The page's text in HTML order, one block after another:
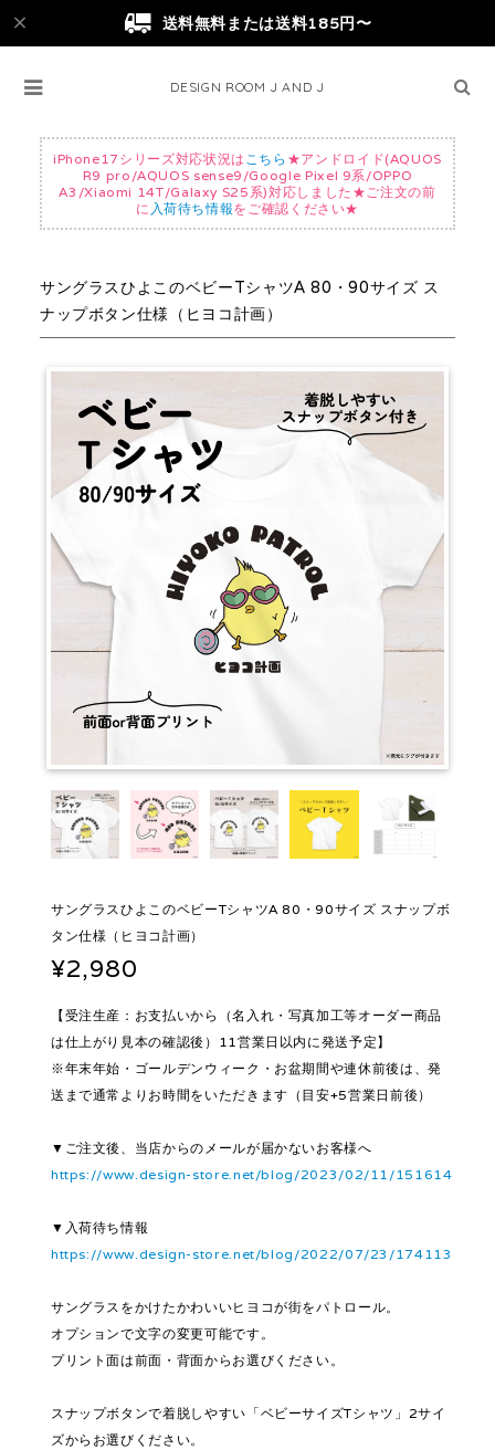
送料無料または送料185円〜
DESIGN ROOM J AND J
iPhone17シリーズ対応状況は こちら ★アンドロイド(AQUOS
R9 pro/AQUOS sense9/Google Pixel 9系/OPPO
A3/Xiaomi 14T/Galaxy S25系)対応しました★ご注文の前
に 入荷待ち情報をご確認ください★
サングラスひよこのベビーTシャツA 80・90サイズ ス
ナップボタン仕様（ヒヨコ計画）
サングラスひよこのベビーTシャツA 80・90サイズ スナップボ
タン仕様（ヒヨコ計画）
¥2,980
【受注生産：お支払いから（名入れ・写真加工等オーダー商品
は仕上がり見本の確認後）11営業日以内に発送予定】
※年末年始・ゴールデンウィーク・お盆期間や連休前後は、発
送まで通常よりお時間をいただきます（目安+5営業日前後）
▼ご注文後、当店からのメールが届かないお客様へ
https://www.design-store.net/blog/2023/02/11/151614
▼入荷待ち情報
https://www.design-store.net/blog/2022/07/23/174113
サングラスをかけたかわいいヒヨコが街をパトロール。
オプションで文字の変更可能です。
プリント面は前面・背面からお選びください。
スナップボタンで着脱しやすい「ベビーサイズTシャツ」2サイ
ズからお選びください。